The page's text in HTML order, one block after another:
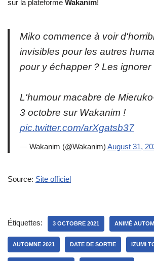
sur la plateforme Wakanim!
Miko commence à voir
invisibles pour les autres
pour y échapper ? Les ignorer
L'humour macabre de
3 octobre sur Wakanim !
pic.twitter.com/arXgatsb37
— Wakanim (@Wakanim) August 31,
Source: Site officiel
Étiquettes: 3 OCTOBRE 2021 ANIMÉ
AUTOMNE 2021 DATE DE SORTIE IZUMI